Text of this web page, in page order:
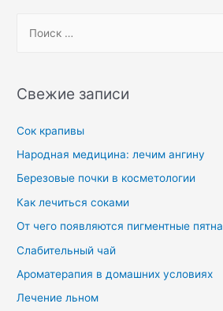
Свежие записи
Сок крапивы
Народная медицина: лечим ангину
Березовые почки в косметологии
Как лечиться соками
От чего появляются пигментные пятна
Слабительный чай
Ароматерапия в домашних условиях
Лечение льном